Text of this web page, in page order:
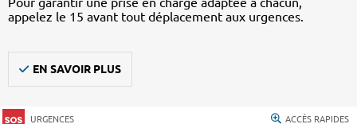
appelez le 15 avant tout déplacement aux urgences.
EN SAVOIR PLUS
URGENCES ACCÈS RAPIDES